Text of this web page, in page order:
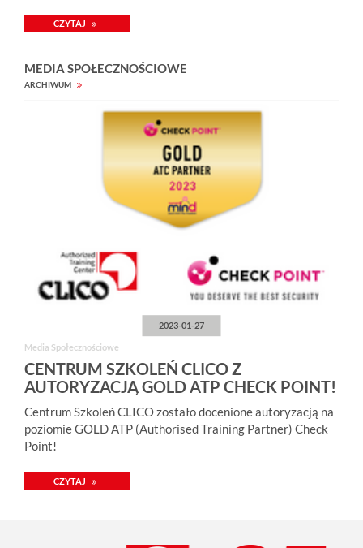
CZYTAJ
MEDIA SPOŁECZNOŚCIOWE
ARCHIWUM
2023-01-27
Media Społecznościowe
CENTRUM SZKOLEŃ CLICO Z
AUTORYZACJĄ GOLD ATP CHECK POINT!
Centrum Szkoleń CLICO zostało docenione autoryzacją na
poziomie GOLD ATP (Authorised Training Partner) Check
Point!
CZYTAJ